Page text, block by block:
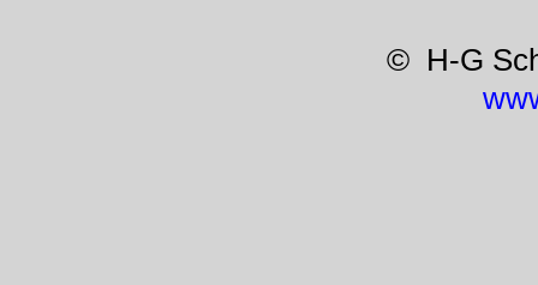
© H-G